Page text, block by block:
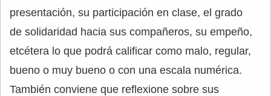
presentación, su participación en clase, el grado
de solidaridad hacia sus compañeros, su empeño,
etcétera lo que podrá calificar como malo, regular,
bueno o muy bueno o con una escala numérica.
También conviene que reflexione sobre sus